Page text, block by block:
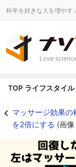
科学を好きな人を増やす
Love
TOP ライフスタイル
マッサージ効果
を2倍にする (画